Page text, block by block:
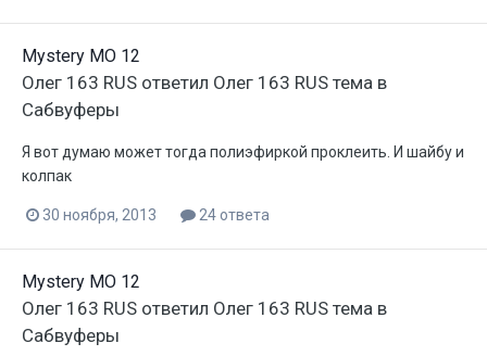
Mystery MO 12
Олег 163 RUS ответил Олег 163 RUS тема в
Сабвуферы
Я вот думаю может тогда полиэфиркой проклеить. И шайбу и
колпак
30 ноября, 2013 24 ответа
Mystery MO 12
Олег 163 RUS ответил Олег 163 RUS тема в
Сабвуферы